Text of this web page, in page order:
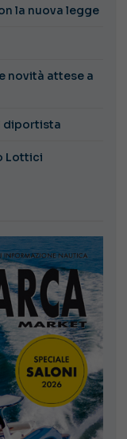
la nuova legge
novità attese a
diportista
Lottici